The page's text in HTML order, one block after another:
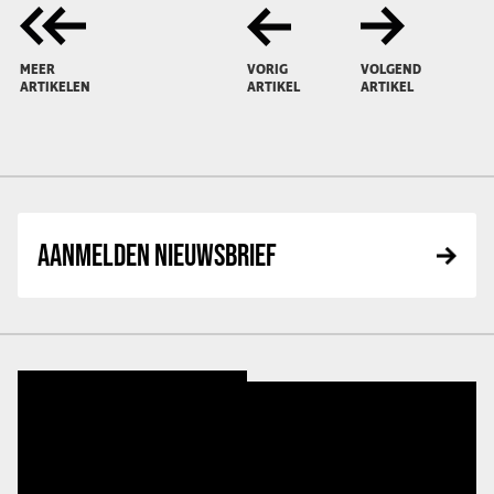
MEER
ARTIKELEN
VORIG
ARTIKEL
VOLGEND
ARTIKEL
AANMELDEN NIEUWSBRIEF